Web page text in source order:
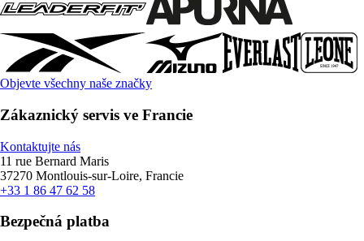
Objevte všechny naše značky
Zákaznický servis ve Francie
Kontaktujte nás
11 rue Bernard Maris
37270 Montlouis-sur-Loire, Francie
+33 1 86 47 62 58
Bezpečná platba